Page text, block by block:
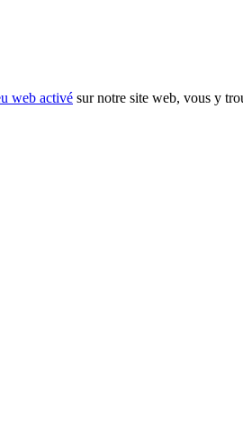
web activé sur notre site web, vous y